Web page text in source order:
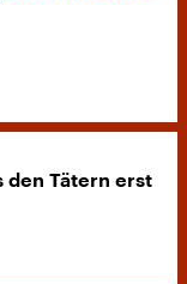
den Tätern erst